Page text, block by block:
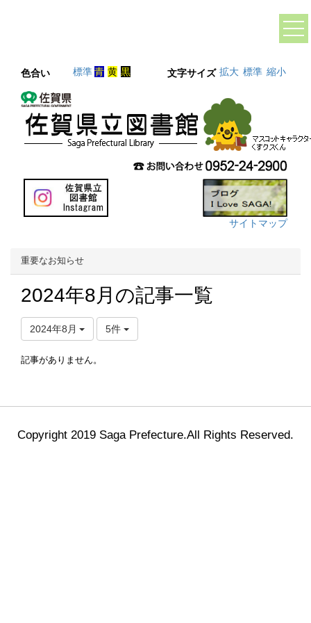
色合い 標準青 黄 黒 文字サイズ 拡大 標準 縮小
サイトマップ
重要なお知らせ
2024年8月の記事一覧
2024年8月 5件
記事がありません。
Copyright 2019 Saga Prefecture.All Rights Reserved.